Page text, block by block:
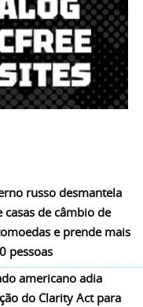
russo desmantela
casas de câmbio de
e prende mais
pessoas
americano adia
do Clarity Act para